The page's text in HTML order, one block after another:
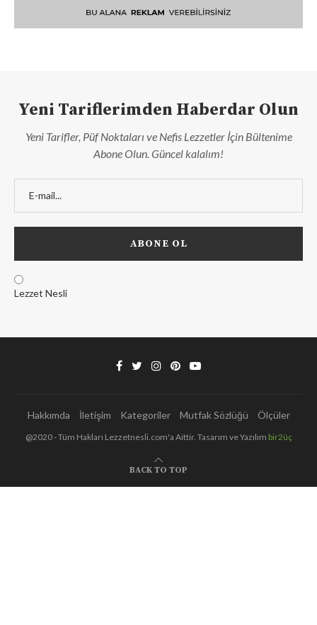
Yeni Tariflerimden Haberdar Olun
Yeni Tarifler, Püf Noktaları ve Nefis Lezzetler İçin Bültenime
Abone Olun. Güncel kalalım!
Lezzet Nesli
Hakkımda İletişim Kategoriler Mutfak Sözlüğü Ölçüler
@2020 - Tüm Hakları Lezzetnesli.com'a Aittir. Tasarım ve Yazılım bir2üç
BACK TO TOP